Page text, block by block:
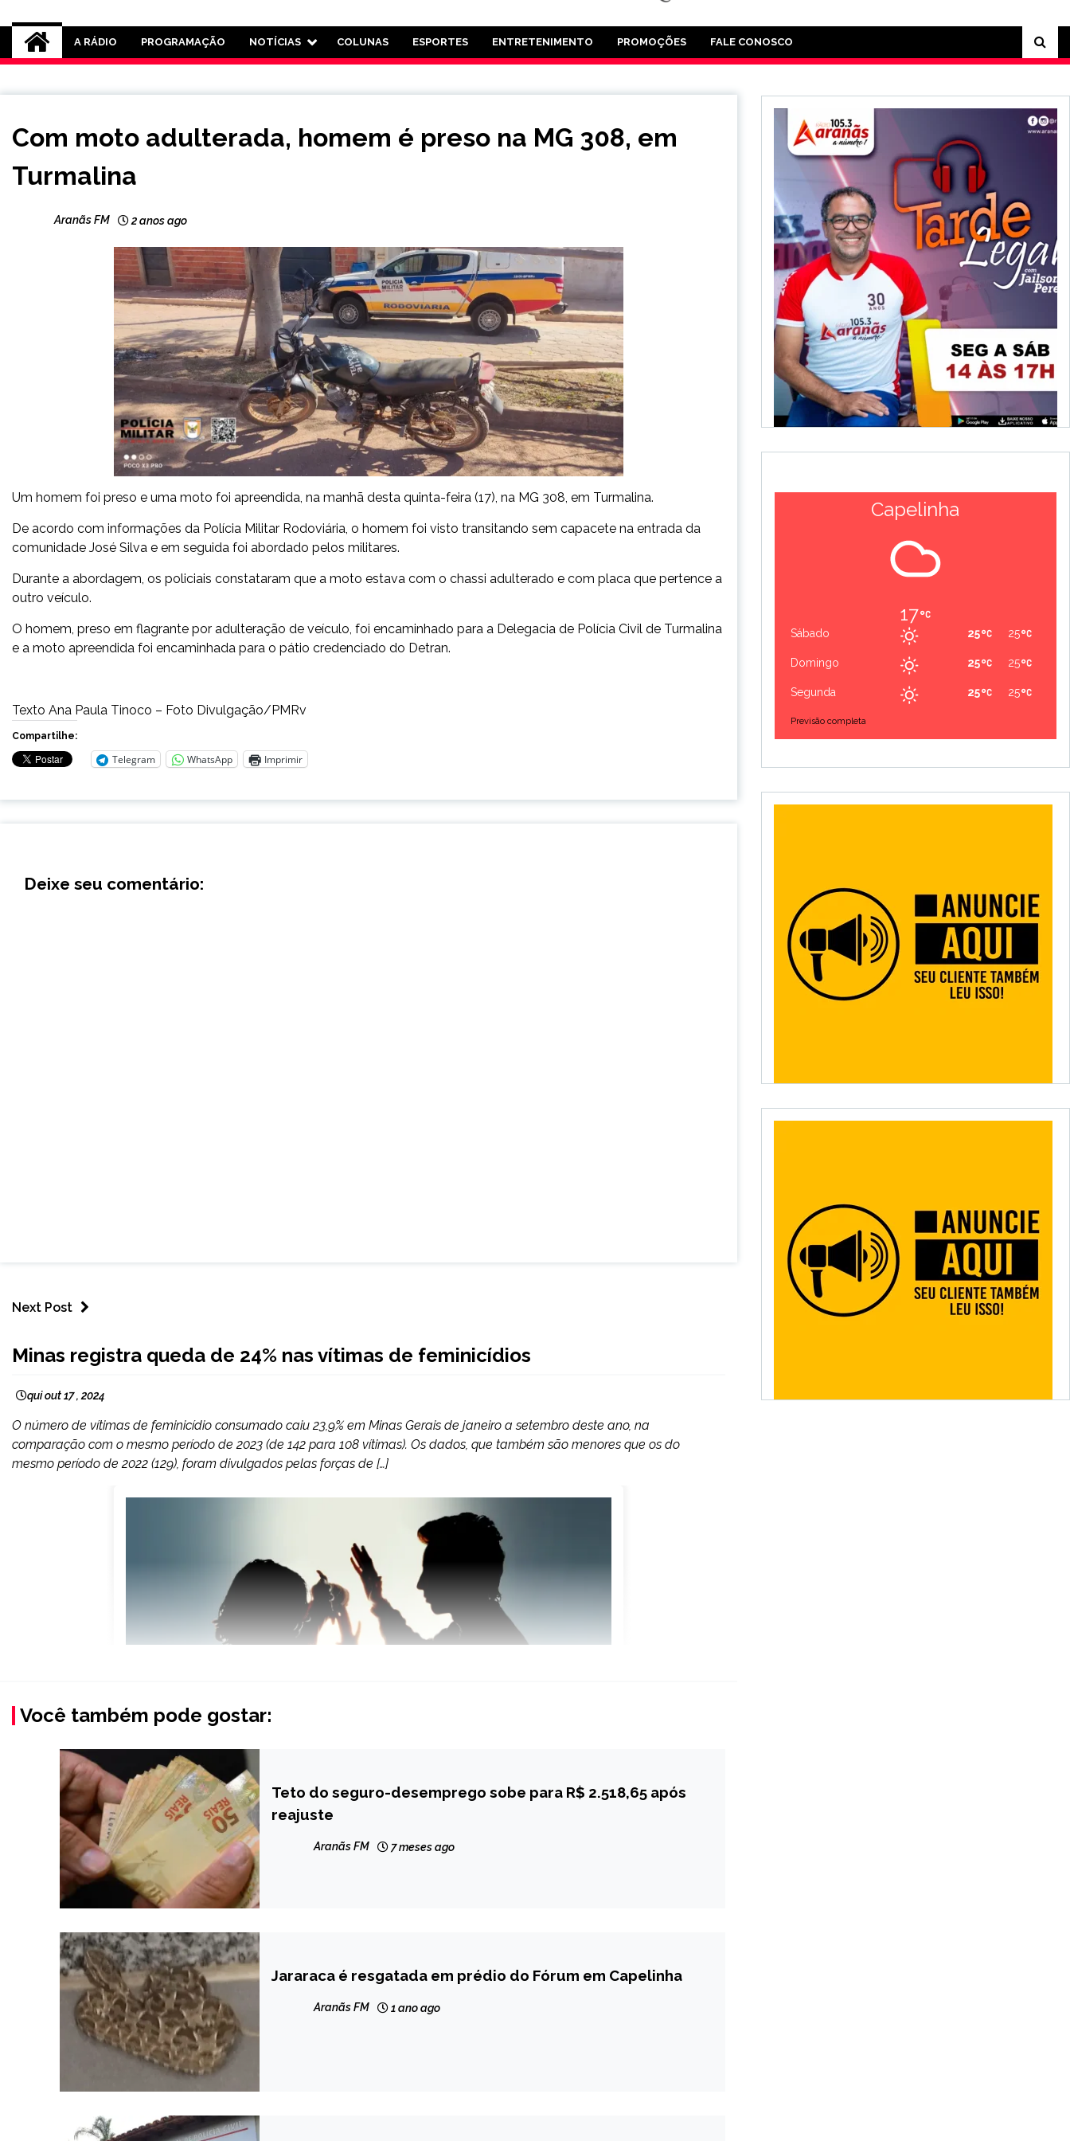
Rádio Aranãs 105.3
A RÁDIO PROGRAMAÇÃO NOTÍCIAS COLUNAS ESPORTES ENTRETENIMENTO PROMOÇÕES FALE CONOSCO
GERAIS
Com moto adulterada, homem é preso na MG 308, em
Turmalina
Aranãs FM 2 anos ago
Um homem foi preso e uma moto foi apreendida, na manhã desta quinta-feira (17), na MG 308, em Turmalina.
De acordo com informações da Polícia Militar Rodoviária, o homem foi visto transitando sem capacete na entrada da
comunidade José Silva e em seguida foi abordado pelos militares.
Durante a abordagem, os policiais constataram que a moto estava com o chassi adulterado e com placa que pertence a
outro veículo.
O homem, preso em flagrante por adulteração de veículo, foi encaminhado para a Delegacia de Polícia Civil de Turmalina
e a moto apreendida foi encaminhada para o pátio credenciado do Detran.
Texto Ana Paula Tinoco – Foto Divulgação/PMRv
Compartilhe:
Telegram WhatsApp Imprimir
Deixe seu comentário:
Next Post
GERAIS
Minas registra queda de 24% nas vítimas de feminicídios
qui out 17 , 2024
O número de vítimas de feminicídio consumado caiu 23,9% em Minas Gerais de janeiro a setembro deste ano, na
comparação com o mesmo período de 2023 (de 142 para 108 vítimas). Os dados, que também são menores que os do
mesmo período de 2022 (129), foram divulgados pelas forças de […]
Você também pode gostar:
BRASIL
NOTÍCIAS
Teto do seguro-desemprego sobe para R$ 2.518,65 após
reajuste
Aranãs FM 7 meses ago
CAPELINHA
NOTÍCIAS
Jararaca é resgatada em prédio do Fórum em Capelinha
Aranãs FM 1 ano ago
Capelinha
17
Sábado 25
25
Domingo 25
25
Segunda 25
25
Previsão completa